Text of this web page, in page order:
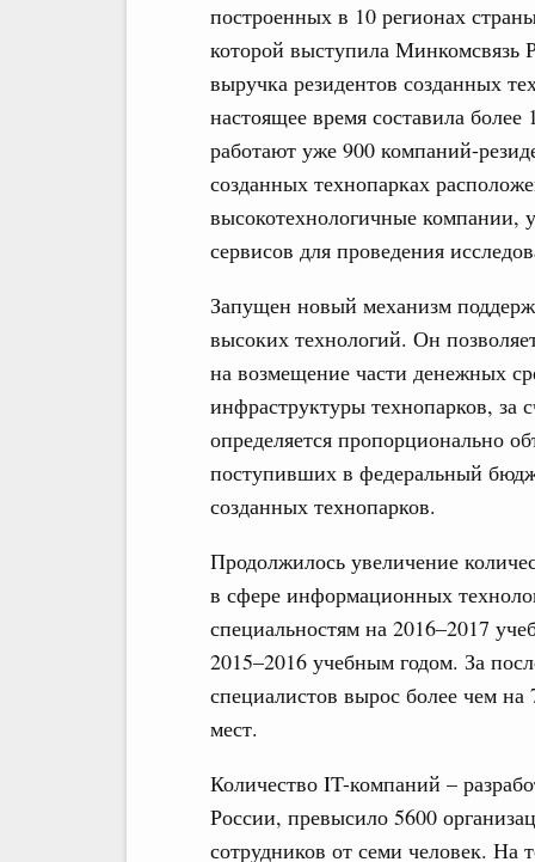
построенных в 10 регионах
которой выступила Минкомсвязь
выручка резидентов созданных
настоящее время составила
работают уже 900 компаний-
созданных технопарках
высокотехнологичные компании,
сервисов для проведения
Запущен новый механизм
высоких технологий. Он
на возмещение части денежных
инфраструктуры технопарков, за
определяется пропорционально
поступивших в федеральный
созданных технопарков.
Продолжилось увеличение
в сфере информационных
специальностям на 2016–2017
2015–2016 учебным годом. За
специалистов вырос более чем
мест.
Количество IT-компаний –
России, превысило 5600
сотрудников от семи человек.